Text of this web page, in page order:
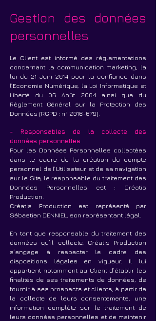
Gestion des données
personnelles
Le Client est informé des réglementations
concernant la communication marketing, la
loi du 21 Juin 2014 pour la confiance dans
l’Economie Numérique, la Loi Informatique et
Liberté du 06 Août 2004 ainsi que du
Règlement Général sur la Protection des
Données (RGPD : n° 2016-679)
- Responsables de la collecte des
données personnelles
Pour les Données Personnelles collectées
dans le cadre de la création du compte
personnel de l’Utilisateur et de sa navigation
sur le Site, le responsable du traitement des
Données Personnelles est : Créatis
Production.
Créatis Production est représenté par
Sébastien DENNIEL, son représentant légal.
En tant que responsable du traitement des
données qu’il collecte, Créatis Production
s’engage à respecter le cadre des
dispositions légales en vigueur. Il lui
appartient notamment au Client d’établir les
finalités de ses traitements de données, de
fournir à ses prospects et clients, à partir de
la collecte de leurs consentements, une
information complète sur le traitement de
leurs données personnelles et de maintenir